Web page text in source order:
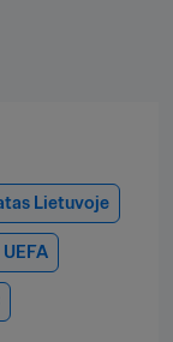
Lietuvoje
UEFA